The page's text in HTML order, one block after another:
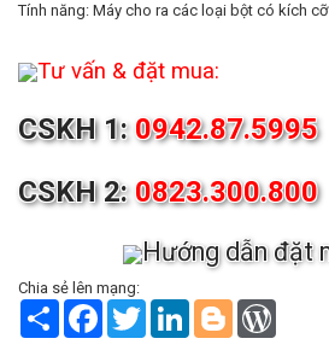
Tính năng: Máy cho ra các loại bột có kích
Tư vấn & đặt mua:
CSKH 1:0942.87.5995
CSKH 2:0823.300.800
Hướng dẫn đặt
Chia sẻ lên mạng:
S
F
T
L
B